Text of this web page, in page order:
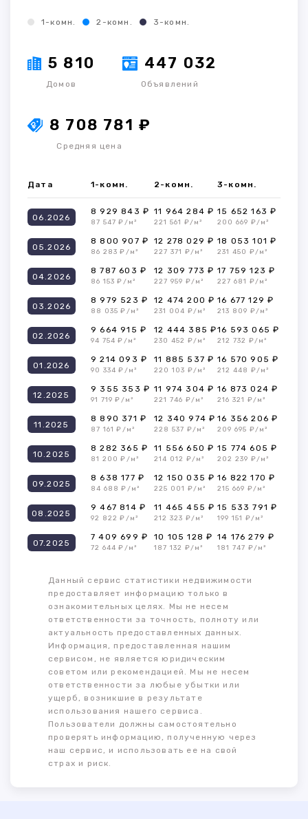
1-комн. 2-комн. 3-комн.
5 810
Домов
447 032
Объявлений
8 708 781 ₽
Средняя цена
Дата 1-комн. 2-комн. 3-комн.
06.2026
8 929 843 ₽
87 547 ₽/м²
11 964 284 ₽
221 561 ₽/м²
15 652 163 ₽
200 669 ₽/м²
05.2026
8 800 907 ₽
86 283 ₽/м²
12 278 029 ₽
227 371 ₽/м²
18 053 101 ₽
231 450 ₽/м²
04.2026
8 787 603 ₽
86 153 ₽/м²
12 309 773 ₽
227 959 ₽/м²
17 759 123 ₽
227 681 ₽/м²
03.2026
8 979 523 ₽
88 035 ₽/м²
12 474 200 ₽
231 004 ₽/м²
16 677 129 ₽
213 809 ₽/м²
02.2026
9 664 915 ₽
94 754 ₽/м²
12 444 385 ₽
230 452 ₽/м²
16 593 065 ₽
212 732 ₽/м²
01.2026
9 214 093 ₽
90 334 ₽/м²
11 885 537 ₽
220 103 ₽/м²
16 570 905 ₽
212 448 ₽/м²
12.2025
9 355 353 ₽
91 719 ₽/м²
11 974 304 ₽
221 746 ₽/м²
16 873 024 ₽
216 321 ₽/м²
11.2025
8 890 371 ₽
87 161 ₽/м²
12 340 974 ₽
228 537 ₽/м²
16 356 206 ₽
209 695 ₽/м²
10.2025
8 282 365 ₽
81 200 ₽/м²
11 556 650 ₽
214 012 ₽/м²
15 774 605 ₽
202 239 ₽/м²
09.2025
8 638 177 ₽
84 688 ₽/м²
12 150 035 ₽
225 001 ₽/м²
16 822 170 ₽
215 669 ₽/м²
08.2025
9 467 814 ₽
92 822 ₽/м²
11 465 455 ₽
212 323 ₽/м²
15 533 791 ₽
199 151 ₽/м²
07.2025
7 409 699 ₽
72 644 ₽/м²
10 105 128 ₽
187 132 ₽/м²
14 176 279 ₽
181 747 ₽/м²
Данный сервис статистики недвижимости
предоставляет информацию только в
ознакомительных целях. Мы не несем
ответственности за точность, полноту или
актуальность предоставленных данных.
Информация, предоставленная нашим
сервисом, не является юридическим
советом или рекомендацией. Мы не несем
ответственности за любые убытки или
ущерб, возникшие в результате
использования нашего сервиса.
Пользователи должны самостоятельно
проверять информацию, полученную через
наш сервис, и использовать ее на свой
страх и риск.